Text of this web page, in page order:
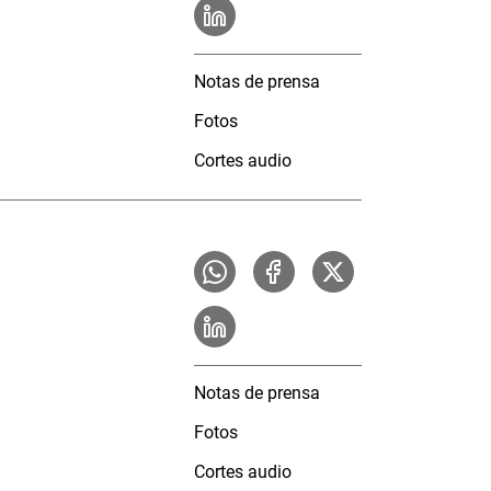
Notas de prensa
Fotos
Cortes audio
Notas de prensa
Fotos
Cortes audio